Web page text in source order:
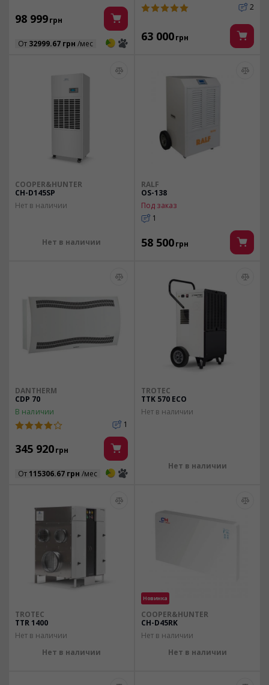
98 999грн
От 32999.67 грн /мес 3 3
2
63 000грн
COOPER&HUNTER
CH-D145SP
Нет в наличии
Нет в наличии
RALF
OS-138
Под заказ
1
58 500грн
DANTHERM
CDP 70
В наличии
1
345 920грн
От 115306.67 грн /мес 3 3
TROTEC
TTK 570 ECO
Нет в наличии
Нет в наличии
TROTEC
TTR 1400
Нет в наличии
Нет в наличии
Новинка
COOPER&HUNTER
CH-D45RK
Нет в наличии
Нет в наличии